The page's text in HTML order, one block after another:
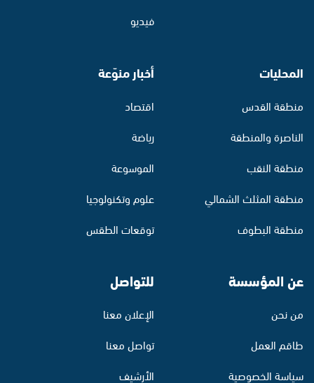
فيديو
المحليات
منطقة القدس
الناصرة والمنطقة
منطقة النقب
منطقة المثلث الشمالي
منطقة البطوف
أخبار منوّعة
اقتصاد
رياضة
الموسوعة
علوم وتكنولوجيا
توقعات الطقس
عن المؤسسة
من نحن
طاقم العمل
سياسة الخصوصية
للتواصل
الإعلان معنا
تواصل معنا
الأرشيف